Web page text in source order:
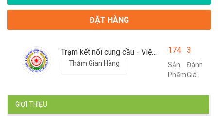
ĐẶT HÀNG
Trạm kết nối cung cầu - Viện nông nghiệp Thanh Hoá
Thăm Gian Hàng
174
Sản
Phẩm
3
Đánh
Giá
GIỚI THIỆU